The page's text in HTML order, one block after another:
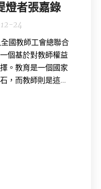
燈者張嘉錄
24
國教師工會總聯合
個基於對教師權益
。教育是一個國家
，而教師則是這一